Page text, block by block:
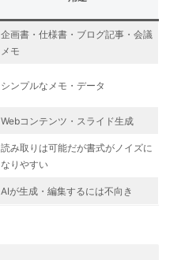
企画書・仕様書・ブログ記事・会議
メモ
シンプルなメモ・データ
Webコンテンツ・スライド生成
読み取りは可能だが書式がノイズに
なりやすい
AIが生成・編集するには不向き